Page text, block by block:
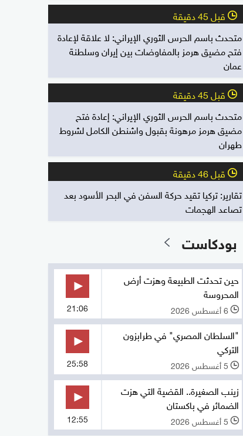
l قبل 45 دقيقة
متحدث باسم الحرس الثوري الإيراني: لا علاقة لإعادة
فتح مضيق هرمز بالمفاوضات بين إيران وسلطنة
عمان
l قبل 45 دقيقة
متحدث باسم الحرس الثوري الإيراني: إعادة فتح
مضيق هرمز مرهونة بقبول واشنطن الكامل لشروط
طهران
l قبل 46 دقيقة
تقارير: تركيا تقيد حركة السفن في البحر الأسود بعد
تصاعد الهجمات
بودكاست
حين تحدثت الطبيعة وهزت أرض
المحروسة
l 6 أغسطس 2026 21:06
"السلطان المصري" في طرابزون
التركي
l 5 أغسطس 2026 25:58
زينب الصغيرة.. القضية التي هزت
الضمائر في باكستان
l 5 أغسطس 2026 12:55